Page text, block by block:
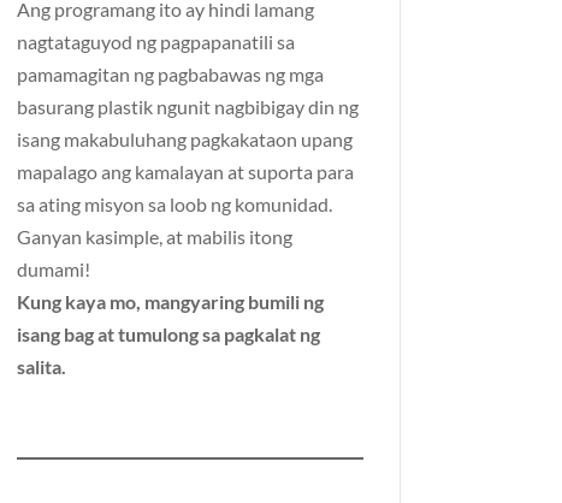
Ang programang ito ay hindi lamang
nagtataguyod ng pagpapanatili sa
pamamagitan ng pagbabawas ng mga
basurang plastik ngunit nagbibigay din ng
isang makabuluhang pagkakataon upang
mapalago ang kamalayan at suporta para
sa ating misyon sa loob ng komunidad.
Ganyan kasimple, at mabilis itong
dumami!
Kung kaya mo, mangyaring bumili ng
isang bag at tumulong sa pagkalat ng
salita.